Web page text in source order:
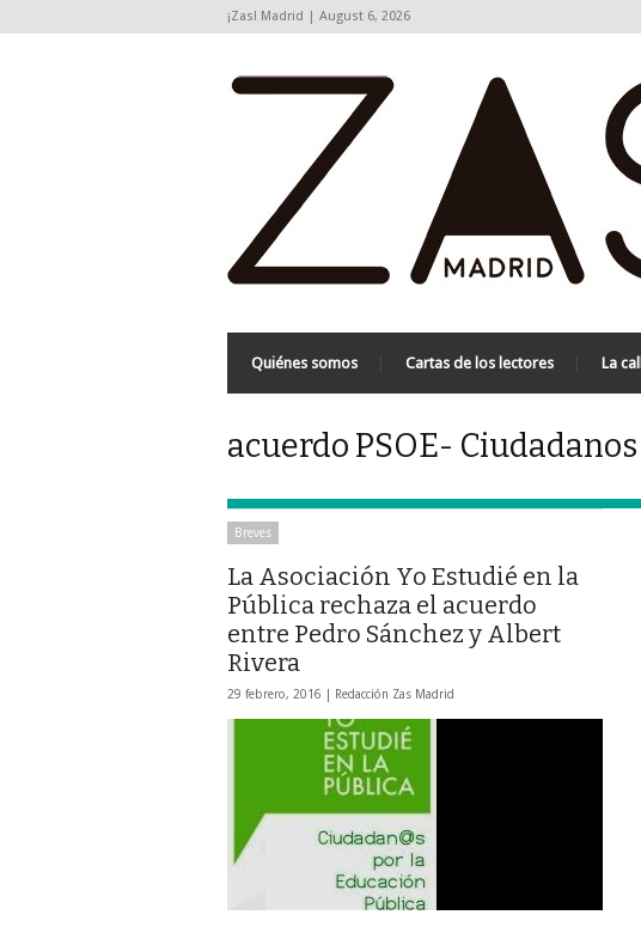
¡Zas! Madrid | August 6, 2026
Quiénes somos Cartas de los lectores La
acuerdo PSOE-
Breves
La Asociación Yo Estudié en la
Pública rechaza el acuerdo
entre Pedro Sánchez y Albert
Rivera
29 febrero, 2016 | Redacción Zas Madrid